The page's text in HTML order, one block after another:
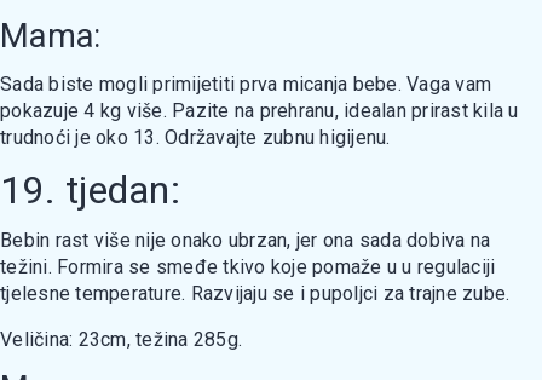
Mama:
Sada biste mogli primijetiti prva micanja bebe. Vaga vam
pokazuje 4 kg više. Pazite na prehranu, idealan prirast kila u
trudnoći je oko 13. Održavajte zubnu higijenu.
19. tjedan:
Bebin rast više nije onako ubrzan, jer ona sada dobiva na
težini. Formira se smeđe tkivo koje pomaže u u regulaciji
tjelesne temperature. Razvijaju se i pupoljci za trajne zube.
Veličina: 23cm, težina 285g.